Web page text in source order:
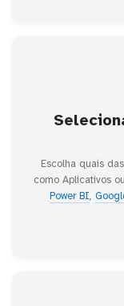
Escolha quais
como Aplicativos
Power BI,